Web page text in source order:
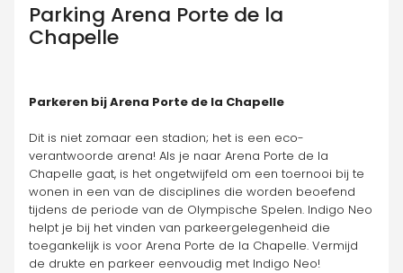
Parking Arena Porte de la
Chapelle
Parkeren bij Arena Porte de la Chapelle
Dit is niet zomaar een stadion; het is een eco-
verantwoorde arena! Als je naar Arena Porte de la
Chapelle gaat, is het ongetwijfeld om een toernooi bij te
wonen in een van de disciplines die worden beoefend
tijdens de periode van de Olympische Spelen. Indigo Neo
helpt je bij het vinden van parkeergelegenheid die
toegankelijk is voor Arena Porte de la Chapelle. Vermijd
de drukte en parkeer eenvoudig met Indigo Neo!